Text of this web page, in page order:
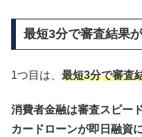
最短3分で審査結果
1つ目は、 最短3分で審査
消費者金融は審査スピー
カードローンが即日融資